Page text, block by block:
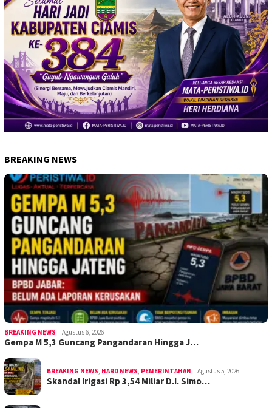
BREAKING NEWS
BREAKING NEWS Agustus 6, 2026
Gempa M 5,3 Guncang Pangandaran Hingga J…
BREAKING NEWS HARD NEWS PEMERINTAHAN Agustus 5, 2026
Skandal Irigasi Rp 3,54 Miliar D.I. Simo…